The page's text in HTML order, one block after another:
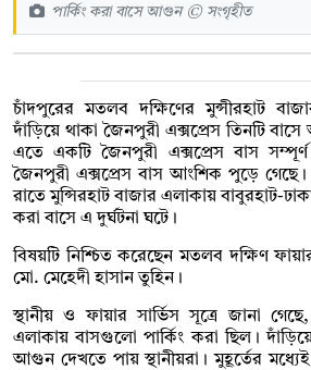
পার্কিং করা বাসে আগুন © সংগৃহীত
চাঁদপুরের মতলব দক্ষিণের মুন্সীরহাট
দাঁড়িয়ে থাকা জৈনপুরী এক্সপ্রেস তিনটি বাসে
এতে একটি জৈনপুরী এক্সপ্রেস বাস
জৈনপুরী এক্সপ্রেস বাস আংশিক পুড়ে গেছে।
রাতে মুন্সিরহাট বাজার এলাকায় বাবুরহাট-
করা বাসে এ দুর্ঘটনা ঘটে।
বিষয়টি নিশ্চিত করেছেন মতলব দক্ষিণ
মো. মেহেদী হাসান তুহিন।
স্থানীয় ও ফায়ার সার্ভিস সূত্রে জানা
এলাকায় বাসগুলো পার্কিং করা ছিল।
আগুন দেখতে পায় স্থানীয়রা। মুহূর্তের